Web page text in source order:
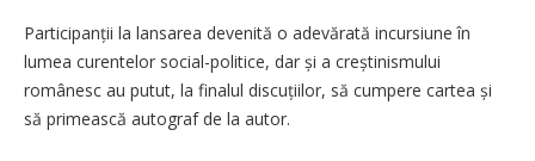
Participanții la lansarea devenită o adevărată incursiune în
lumea curentelor social-politice, dar și a creștinismului
românesc au putut, la finalul discuțiilor, să cumpere cartea și
să primească autograf de la autor.